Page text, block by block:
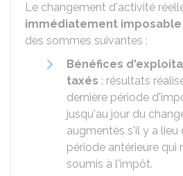
Le changement d'activité
immédiatement imposable
des sommes suivantes :
Bénéfices
taxés : résultats
dernière période
jusqu'au jour du
augmentés s'il y a
période antérieure qui
soumis à l'impôt.